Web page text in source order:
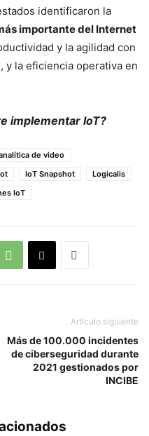
identificaron la
importante del Internet
y la agilidad con
y la eficiencia operativa en
implementar IoT?
de video
IoT Snapshot
Logicalis
IoT
Artículo siguiente
Más de 100.000 incidentes
de ciberseguridad durante
2021 gestionados por
INCIBE